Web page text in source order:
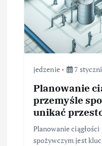
jedzenie 7
Planowanie
przemyśle
unikać
Planowanie
spożywczym jest